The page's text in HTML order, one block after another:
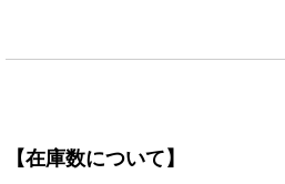
【在庫数について】